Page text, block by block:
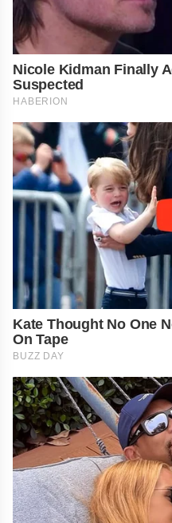
Nicole Kidman Finally
Suspected
HABERION
Kate Thought No One
On Tape
BUZZ DAY